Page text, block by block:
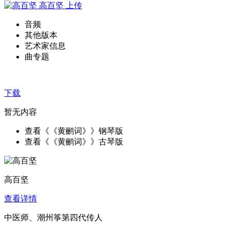
高百坚
上传
音频
其他版本
艺术家信息
曲专题
下载
暂无内容
查看《《黄鹂词》》钢琴版
查看《《黄鹂词》》古琴版
高百坚
查看详情
中医师、潮州筝第四代传人